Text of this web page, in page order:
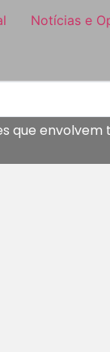
Notícias e
que